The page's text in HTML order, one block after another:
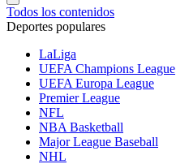
Todos los contenidos
Deportes populares
LaLiga
UEFA Champions League
UEFA Europa League
Premier League
NFL
NBA Basketball
Major League Baseball
NHL